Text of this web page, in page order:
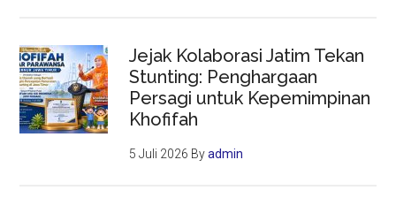
Jejak Kolaborasi Jatim Tekan
Stunting: Penghargaan
Persagi untuk Kepemimpinan
Khofifah
5 Juli 2026 Byadmin